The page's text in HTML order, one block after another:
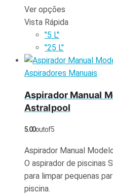
Ver opções
Vista Rápida
"5 L"
"25 L"
Aspiradores Manuais
Aspirador Manual
Astralpool
5.00out of 5
Aspirador Manual
O aspirador de piscinas
para limpar pequenas
piscina.